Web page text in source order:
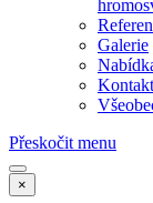
Galerie
Kontakt
Přeskočit menu
×